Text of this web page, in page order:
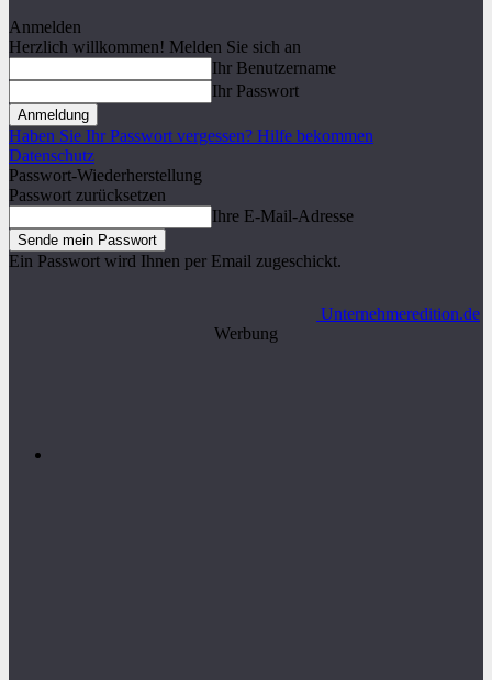
Anmelden
Herzlich willkommen! Melden Sie sich an
Ihr Benutzername
Ihr Passwort
Haben Sie Ihr Passwort vergessen? Hilfe bekommen
Datenschutz
Passwort-Wiederherstellung
Passwort zurücksetzen
Ihre E-Mail-Adresse
Ein Passwort wird Ihnen per Email zugeschickt.
Unternehmeredition.de
Werbung